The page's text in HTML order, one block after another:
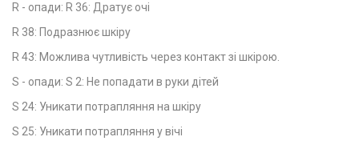
R - опади: R 36: Дратує очі
R 38: Подразнює шкіру
R 43: Можлива чутливість через контакт зі шкірою.
S - опади: S 2: Не попадати в руки дітей
S 24: Уникати потрапляння на шкіру
S 25: Уникати потрапляння у вічі